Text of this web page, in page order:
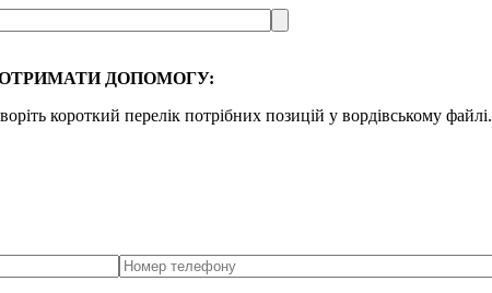
ДОПОМОГУ:
короткий перелік потрібних позицій у вордівському файлі.